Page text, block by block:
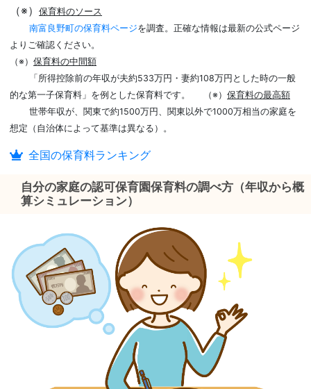
（※）
保育料のソース
南富良野町の保育料ページを調査。正確な情報は最新の公式ページ
よりご確認ください。
（※） 保育料の中間額
「所得控除前の年収が夫約533万円・妻約108万円とした時の一般
的な第一子保育料」を例とした保育料です。
（※） 保育料の最高額
世帯年収が、関東で約1500万円、関東以外で1000万相当の家庭を
想定（自治体によって基準は異なる）。
全国の保育料ランキング
自分の家庭の認可保育園保育料の調べ方（年収から概
算シミュレーション）